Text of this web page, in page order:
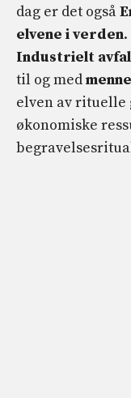
dag er det også
elvene i verden
Industrielt
til og med
elven av rituelle
økonomiske